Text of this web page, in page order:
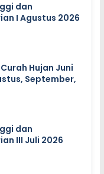
dan
I Agustus 2026
Hujan Juni
September,
dan
III Juli 2026